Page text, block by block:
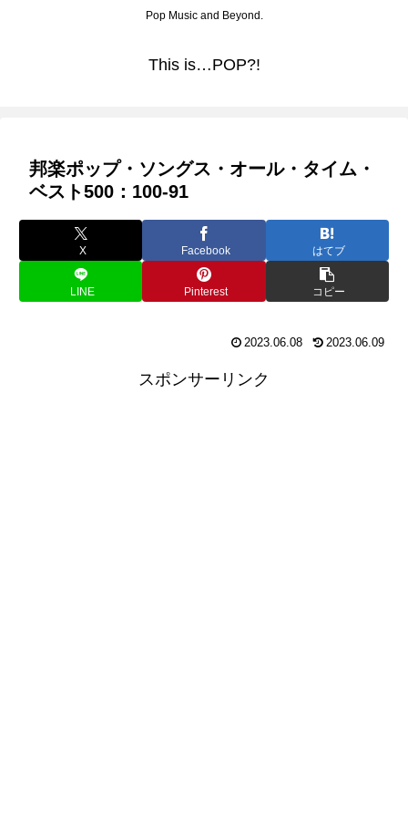
Pop Music and Beyond.
This is…POP?!
邦楽ポップ・ソングス・オール・タイム・
ベスト500：100-91
X Facebook はてブ
LINE Pinterest コピー
2023.06.08 2023.06.09
スポンサーリンク